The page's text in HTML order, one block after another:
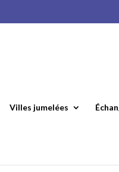
Villes jumelées